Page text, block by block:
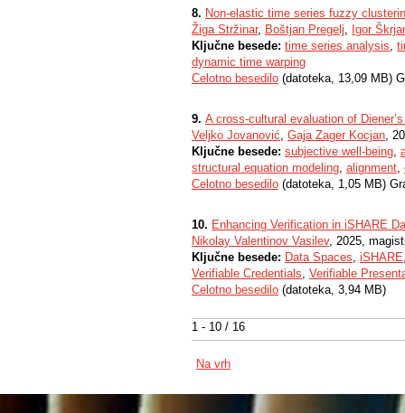
1 - 10 / 16
8. Non-elastic time series fuzzy
Žiga Stržinar, Boštjan Pregelj, Igor
Ključne besede: time series analysis,
dynamic time warping
Celotno besedilo (datoteka, 13,09 MB)
9. A cross-cultural evaluation of
Veljko Jovanović, Gaja Zager Kocjan,
Ključne besede: subjective well-being,
structural equation modeling, alignment,
Celotno besedilo (datoteka, 1,05 MB)
10. Enhancing Verification in iSHARE
Nikolay Valentinov Vasilev, 2025,
Ključne besede: Data Spaces, iSHARE
Verifiable Credentials, Verifiable
Celotno besedilo (datoteka, 3,94 MB)
Na vrh